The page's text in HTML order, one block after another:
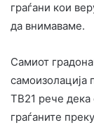
граѓани кои
да внимаваме.
Самиот
самоизолација
ТВ21 рече дека
граѓаните